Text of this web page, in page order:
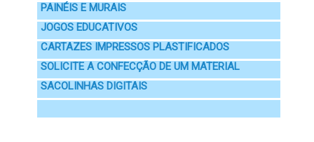
PAINÉIS E MURAIS
JOGOS EDUCATIVOS
CARTAZES IMPRESSOS PLASTIFICADOS
SOLICITE A CONFECÇÃO DE UM MATERIAL
SACOLINHAS DIGITAIS